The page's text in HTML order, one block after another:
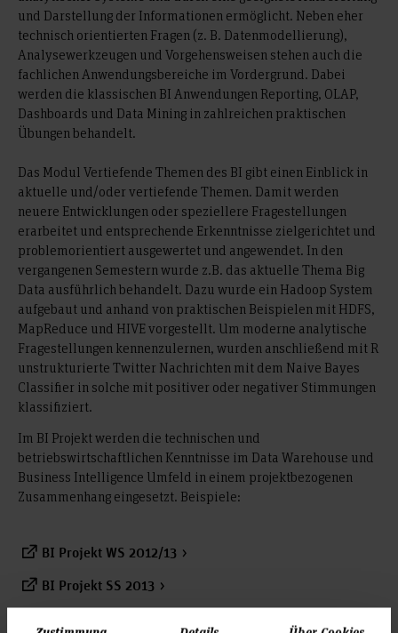
und Darstellung der Informationen ermöglicht. Neben eher
technisch orientierten Fragen (z. B. Datenmodellierung),
Analysewerkzeugen und Vorgehensweisen stehen auch die
fachlichen Anwendungsbereiche im Vordergrund. Dabei
werden die klassischen BI Anwendungen Reporting, OLAP,
Dashboards und Data Mining in zahlreichen praktischen
Übungen behandelt.
Das Modul Vertiefende Themen des BI gibt einen Einblick in
aktuelle und/oder vertiefende Themen. Damit werden
neuere Entwicklungen oder speziellere Fragestellungen
erarbeitet und entsprechende Erkenntnisse zielgerichtet und
problemorientiert ausgewertet und angewendet. In den
vergangenen Semestern wurde z.B. das aktuelle Thema Big
Data ausführlich behandelt. Dazu wurde ein Hadoop System
aufgebaut und anhand von praktischen Beispielen mit HDFS,
MapReduce und HIVE vorgestellt. Um moderne analytische
Fragestellungen kennenzulernen, wurden anschließend mit R
unstrukturierte Twitter Nachrichten mit dem Naive Bayes
Classifier in solche mit positiver oder negativer Stimmungen
klassifiziert.
Im BI Projekt werden die technischen und
betriebswirtschaftlichen Kenntnisse im Data Warehouse und
Business Intelligence Umfeld in einem projektbezogenen
Zusammenhang eingesetzt. Beispiele:
BI Projekt WS 2012/13
BI Projekt SS 2013